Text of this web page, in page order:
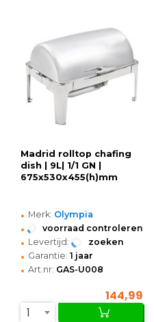
Madrid rolltop chafing
dish | 9L| 1/1 GN |
675x530x455(h)mm
• Merk: Olympia
• voorraad controleren
• Levertijd: zoeken
• Garantie: 1 jaar
• Art.nr: GAS-U008
144,99
1